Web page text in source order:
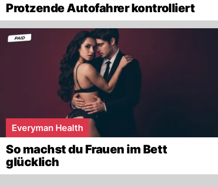
Protzende Autofahrer kontrolliert
Everyman Health
So machst du Frauen im Bett
glücklich